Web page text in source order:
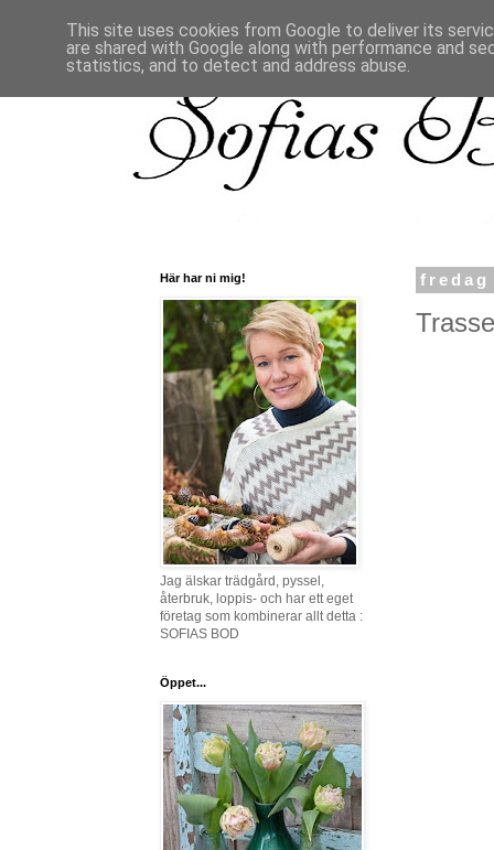
fredag
Här har ni mig!
Jag älskar trädgård, pyssel,
återbruk, loppis- och har ett eget
företag som kombinerar allt detta :
SOFIAS BOD
Öppet...
This site uses cookies from Google to deliver its
are shared with Google along with performance and
statistics, and to detect and address abuse.